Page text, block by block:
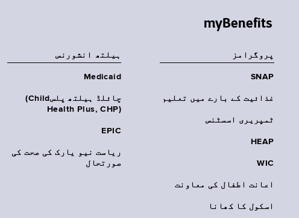
myBenefits
پروگرامز
SNAP
غذائیت کے بارے میں تعلیم
ٹمپریری اسسٹنس
HEAP
WIC
اعانت اطفال کی معاونت
اسکول کا کھانا
‏ہیلتھ انشورنس
Medicaid
چائلڈ ہیلتھ پلس‎(Child
Health Plus, CHP)‎
EPIC
ریاست نیو یارک کی صحت کی
صورتحال